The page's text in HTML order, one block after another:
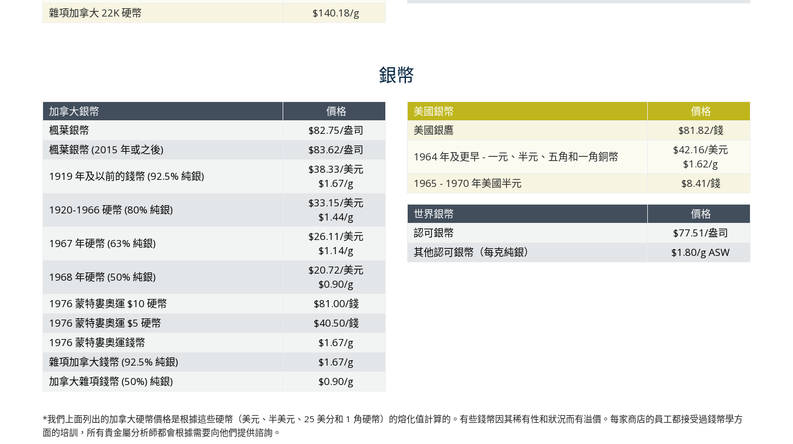
雜項加拿大 22K 硬幣
$140.18/g
銀幣
加拿大銀幣
價格
楓葉銀幣
$82.75/盎司
楓葉銀幣 (2015 年或之後)
$83.62/盎司
1919 年及以前的錢幣 (92.5% 純銀)
$38.33/美元
$1.67/g
1920-1966 硬幣 (80% 純銀)
$33.15/美元
$1.44/g
1967 年硬幣 (63% 純銀)
$26.11/美元
$1.14/g
1968 年硬幣 (50% 純銀)
$20.72/美元
$0.90/g
1976 蒙特婁奧運 $10 硬幣
$81.00/錢
1976 蒙特婁奧運 $5 硬幣
$40.50/錢
1976 蒙特婁奧運錢幣
$1.67/g
雜項加拿大錢幣 (92.5% 純銀)
$1.67/g
加拿大雜項錢幣 (50%) 純銀)
$0.90/g
美國銀幣
價格
美國銀鷹
$81.82/錢
1964 年及更早 - 一元、半元、五角和一角銅幣
$42.16/美元
$1.62/g
1965 - 1970 年美國半元
$8.41/錢
世界銀幣
價格
認可銀幣
$77.51/盎司
其他認可銀幣（每克純銀）
$1.80/g ASW
*我們上面列出的加拿大硬幣價格是根據這些硬幣（美元、半美元、25 美分和 1 角硬幣）的熔化值計算的。有些錢幣因其稀有性和狀況而有溢價。每家商店的員工都接受過錢幣學方
面的培訓，所有貴金屬分析師都會根據需要向他們提供諮詢。